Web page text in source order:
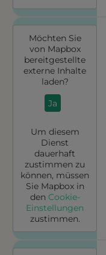
Möchten Sie
von Mapbox
bereitgestellte
externe Inhalte
laden?
Ja
Um diesem
Dienst
dauerhaft
zustimmen zu
können, müssen
Sie Mapboxin
den Cookie-
Einstellungen
zustimmen.